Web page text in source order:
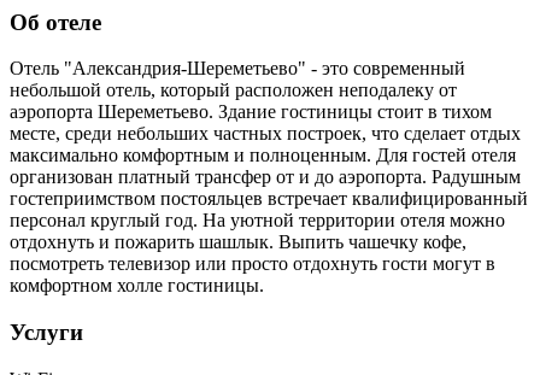
Об отеле
Отель "Александрия-Шереметьево" - это современный
небольшой отель, который расположен неподалеку от
аэропорта Шереметьево. Здание гостиницы стоит в тихом
месте, среди небольших частных построек, что сделает отдых
максимально комфортным и полноценным. Для гостей отеля
организован платный трансфер от и до аэропорта. Радушным
гостеприимством постояльцев встречает квалифицированный
персонал круглый год. На уютной территории отеля можно
отдохнуть и пожарить шашлык. Выпить чашечку кофе,
посмотреть телевизор или просто отдохнуть гости могут в
комфортном холле гостиницы.
Услуги